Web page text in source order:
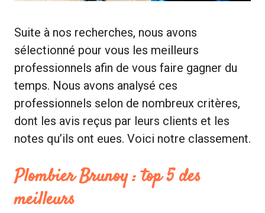
Suite à nos recherches, nous avons
sélectionné pour vous les meilleurs
professionnels afin de vous faire gagner du
temps. Nous avons analysé ces
professionnels selon de nombreux critères,
dont les avis reçus par leurs clients et les
notes qu’ils ont eues. Voici notre classement.
Plombier Brunoy : top 5 des
meilleurs